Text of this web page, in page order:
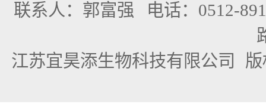
联系人：郭富强 电话：0512-
江苏宜昊添生物科技有限公司